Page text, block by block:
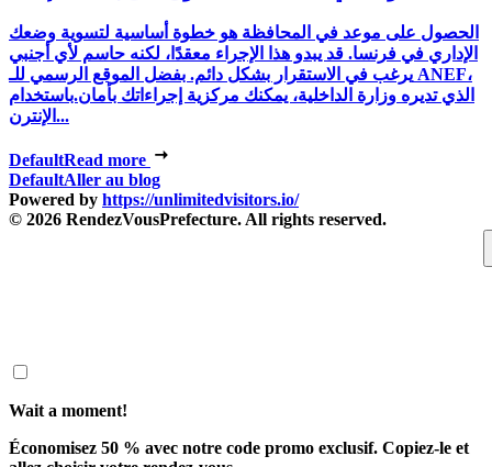
الحصول على موعد في المحافظة هو خطوة أساسية لتسوية وضعك
الإداري في فرنسا. قد يبدو هذا الإجراء معقدًا، لكنه حاسم لأي أجنبي
يرغب في الاستقرار بشكل دائم. بفضل الموقع الرسمي للـ ANEF،
الذي تديره وزارة الداخلية، يمكنك مركزية إجراءاتك بأمان.باستخدام
الإنترن...
DefaultRead more
DefaultAller au blog
Powered by https://unlimitedvisitors.io/
© 2026 RendezVousPrefecture. All rights reserved.
Wait a moment!
Économisez 50 % avec notre code promo exclusif. Copiez-le et